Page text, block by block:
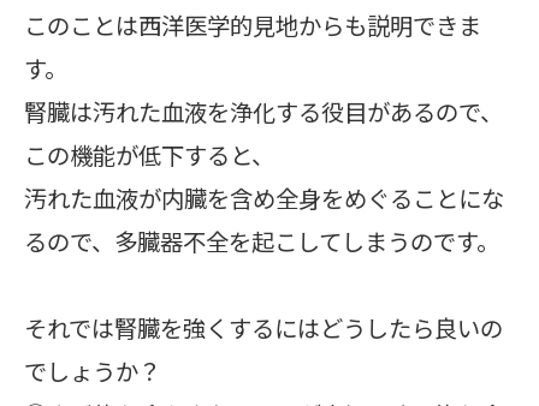
このことは西洋医学的見地からも説明できま
す。
腎臓は汚れた血液を浄化する役目があるので、
この機能が低下すると、
汚れた血液が内臓を含め全身をめぐることにな
るので、多臓器不全を起こしてしまうのです。
それでは腎臓を強くするにはどうしたら良いの
でしょうか？